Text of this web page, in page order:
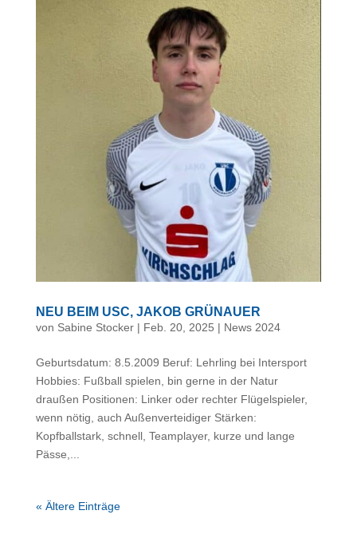
NEU BEIM USC, JAKOB GRÜNAUER
von Sabine Stocker| Feb. 20, 2025 | News 2024
Geburtsdatum: 8.5.2009 Beruf: Lehrling bei Intersport
Hobbies: Fußball spielen, bin gerne in der Natur
draußen Positionen: Linker oder rechter Flügelspieler,
wenn nötig, auch Außenverteidiger Stärken:
Kopfballstark, schnell, Teamplayer, kurze und lange
Pässe,...
« Ältere Einträge